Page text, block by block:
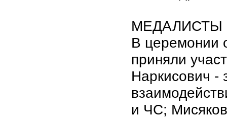
В церемонии
приняли
Наркисович -
и ЧС;